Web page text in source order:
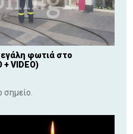
φωτιά στο
VIDEO)
σημείο.